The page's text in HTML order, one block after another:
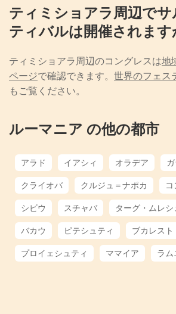
ティミショアラ周辺で
ティバルは開催されます
ティミショアラ周辺のコングレスは地
ページで確認できます。 世界のフェス
もご覧ください。
ルーマニア の他の都市
アラド イアシィ オラデア
クライオバ
クルジュ＝ナポカ
シビウ
スチャバ ターグ・ムレシ
バカウ
ピテシュティ ブカレスト
プロイェシュティ
ママイア ラ